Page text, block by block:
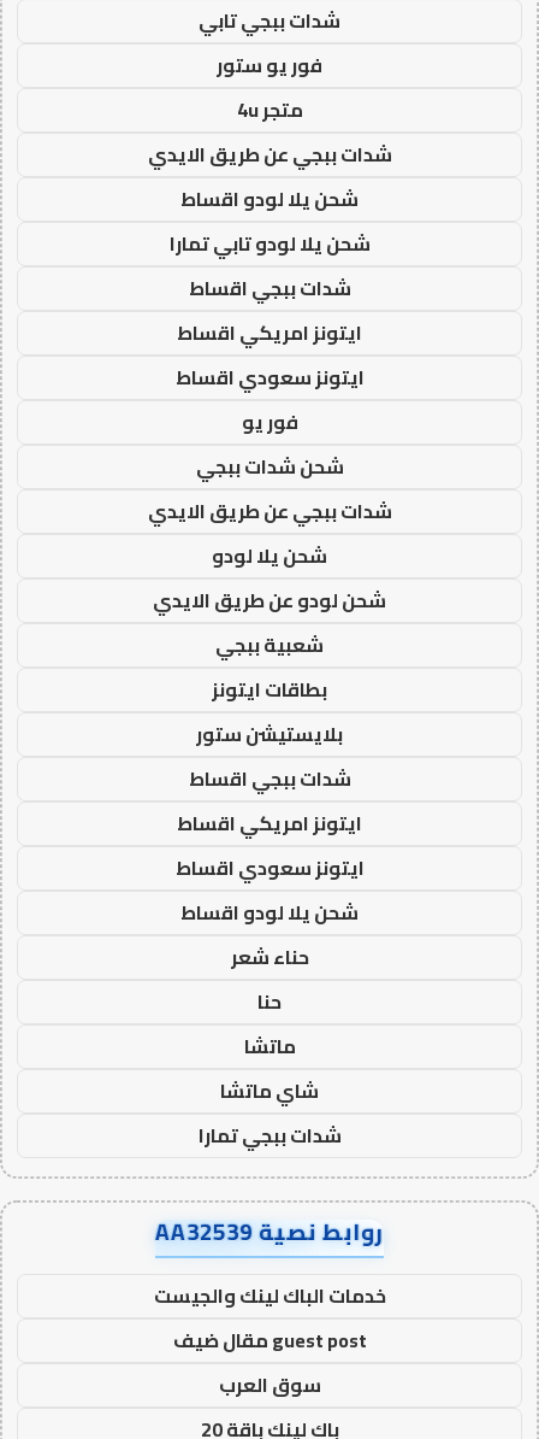
شدات ببجي تابي
فور يو ستور
متجر 4u
شدات ببجي عن طريق الايدي
شحن يلا لودو اقساط
شحن يلا لودو تابي تمارا
شدات ببجي اقساط
ايتونز امريكي اقساط
ايتونز سعودي اقساط
فور يو
شحن شدات ببجي
شدات ببجي عن طريق الايدي
شحن يلا لودو
شحن لودو عن طريق الايدي
شعبية ببجي
بطاقات ايتونز
بلايستيشن ستور
شدات ببجي اقساط
ايتونز امريكي اقساط
ايتونز سعودي اقساط
شحن يلا لودو اقساط
حناء شعر
حنا
ماتشا
شاي ماتشا
شدات ببجي تمارا
روابط نصية AA32539
خدمات الباك لينك والجيست
guest post مقال ضيف
سوق العرب
باك لينك باقة 20